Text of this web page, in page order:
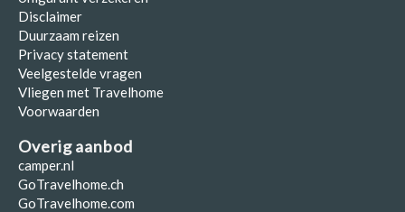
Disclaimer
Duurzaam reizen
Privacy statement
Veelgestelde vragen
Vliegen met Travelhome
Voorwaarden
Overig aanbod
camper.nl
GoTravelhome.ch
GoTravelhome.com